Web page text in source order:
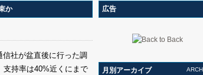
か
社が盆直後に行った調
支持率は40%近くにまで
広告
月別アーカイブ